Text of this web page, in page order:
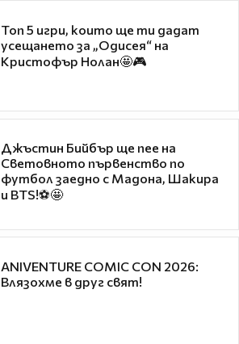
Топ 5 игри, които ще ти дадат
усещането за „Одисея“ на
Кристофър Нолан🤩🎮
Джъстин Бийбър ще пее на
Световното първенство по
футбол заедно с Мадона, Шакира
и BTS!⚽🤩
ANIVENTURE COMIC CON 2026:
Влязохме в друг свят!